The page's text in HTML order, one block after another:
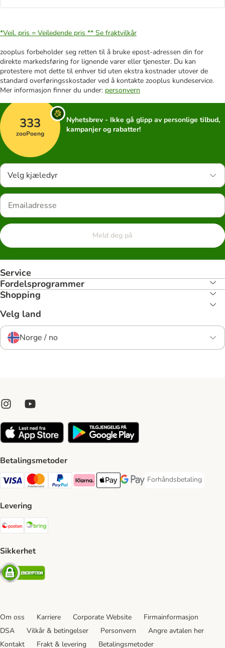
*Veil. pris = Veiledende pris ** Se fraktvilkår
zooplus forbeholder seg retten til å bruke epost-adressen din for
direkte markedsføring for lignende varer eller tjenester. Du kan
protestere mot dette til enhver tid uten ekstra kostnader utover de
standard overføringsskostader ved å kontakte zooplus kundeservice.
Mer informasjon finner du under: personvern
333
zooPoeng
Nyhetsbrev - Ikke gå glipp av personlige tilbud,
kampanjer og rabatter!
Velg kjæledyr
Meld deg på
Service
Fordelsprogrammer
Shopping
Velg land
Norge / no
Betalingsmetoder
Visa Payment Method
Mastercard Payment Method
PayPal Payment Method
Klarna Payment Method
Apple Pay Payment Method
Google Pay Payment Method
Forhåndsbetaling
Forhåndsbetaling
Levering
Posten Shipping Method
Sikkerhet
Security
Om oss Karriere Corporate Website
Firmainformasjon
DSA
Vilkår & betingelser Personvern
Angre avtalen her
Kontakt
Frakt & levering Betalingsmetoder